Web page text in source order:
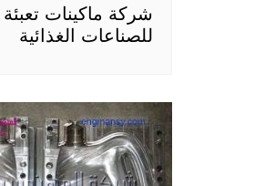
شركة ماكينات
للصناعات الغذائية